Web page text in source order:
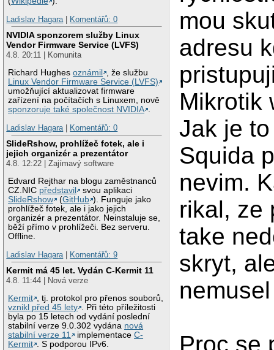
Ladislav Hagara
Komentářů: 0
NVIDIA sponzorem služby Linux
Vendor Firmware Service (LVFS)
4.8. 20:11 | Komunita
Richard Hughesoznámil
, že službu
Linux Vendor Firmware Service (LVFS)
umožňující aktualizovat firmware
zařízení na počítačích s Linuxem, nově
sponzoruje také společnost NVIDIA .
Ladislav Hagara | Komentářů: 0
SlideRshow, prohlížeč fotek, ale i
jejich organizér a prezentátor
4.8. 12:22 | Zajímavý software
Edvard Rejthar na blogu zaměstnanců
CZ.NIC představil
svou aplikaci
SlideRshow
(GitHub ). Funguje jako
prohlížeč fotek, ale i jako jejich
organizér a prezentátor. Neinstaluje se,
běží přímo v prohlížeči. Bez serveru.
Offline.
Ladislav Hagara | Komentářů: 9
Kermit má 45 let. Vydán C-Kermit 11
4.8. 11:44 | Nová verze
Kermit , tj. protokol pro přenos souborů,
vznikl před 45 lety . Při této příležitosti
byla po 15 letech od vydání poslední
stabilní verze 9.0.302 vydána nová
stabilní verze 11
implementaceC-
Kermit . S podporou IPv6.
mou
adresu
Mikrotik
Jak je
Squida
nevim.
rikal, ze
take
skryt,
Proc se